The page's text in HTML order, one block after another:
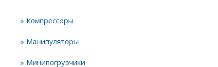
Компрессоры
Манипуляторы
Минипогрузчики